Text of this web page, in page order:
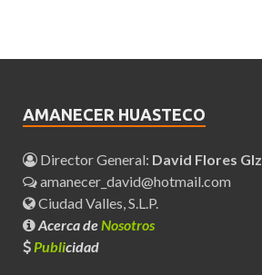
AMANECER HUASTECO
Director General: David Flores Glz
amanecer_david@hotmail.com
Ciudad Valles, S.L.P.
Acerca deNosotros
Publicidad